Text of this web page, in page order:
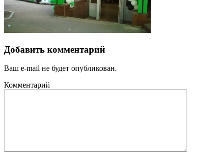
Добавить комментарий
Ваш e-mail не будет опубликован.
Комментарий